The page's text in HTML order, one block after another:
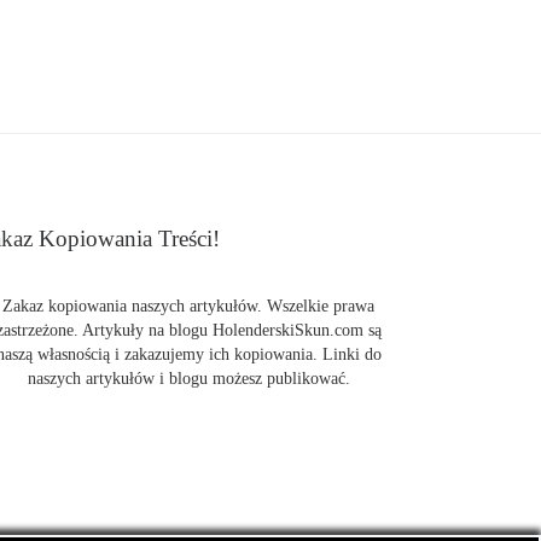
Kopiowania Treści!
Zakaz kopiowania naszych artykułów. Wszelkie prawa
Artykuły na blogu HolenderskiSkun.com są
własnością i zakazujemy ich kopiowania. Linki do
naszych artykułów i blogu możesz publikować.